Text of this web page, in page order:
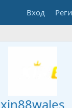
Вход
xin88wales